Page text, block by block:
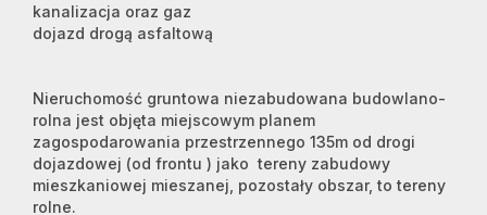
kanalizacja oraz gaz
dojazd drogą asfaltową
Nieruchomość gruntowa niezabudowana budowlano-
rolna jest objęta miejscowym planem
zagospodarowania przestrzennego 135m od drogi
dojazdowej (od frontu ) jako tereny zabudowy
mieszkaniowej mieszanej, pozostały obszar, to tereny
rolne.